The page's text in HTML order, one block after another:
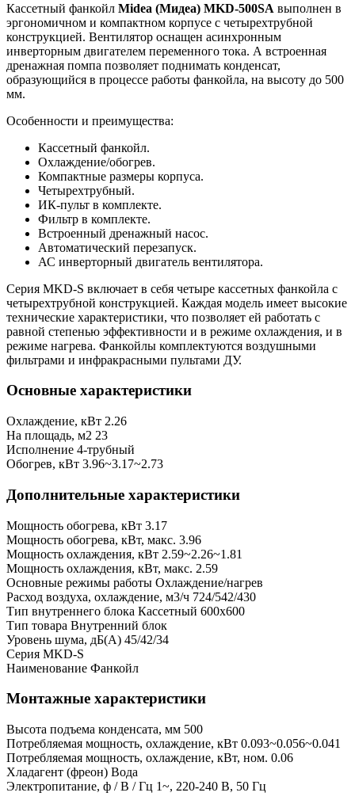
Кассетный фанкойл Midea (Мидеа) MKD-500SA выполнен в
эргономичном и компактном корпусе с четырехтрубной
конструкцией. Вентилятор оснащен асинхронным
инверторным двигателем переменного тока. А встроенная
дренажная помпа позволяет поднимать конденсат,
образующийся в процессе работы фанкойла, на высоту до 500
мм.
Особенности и преимущества:
Кассетный фанкойл.
Охлаждение/обогрев.
Компактные размеры корпуса.
Четырехтрубный.
ИК-пульт в комплекте.
Фильтр в комплекте.
Встроенный дренажный насос.
Автоматический перезапуск.
АС инверторный двигатель вентилятора.
Серия MKD-S включает в себя четыре кассетных фанкойла с
четырехтрубной конструкцией. Каждая модель имеет высокие
технические характеристики, что позволяет ей работать с
равной степенью эффективности и в режиме охлаждения, и в
режиме нагрева. Фанкойлы комплектуются воздушными
фильтрами и инфракрасными пультами ДУ.
Основные характеристики
Охлаждение, кВт 2.26
На площадь, м2 23
Исполнение 4-трубный
Обогрев, кВт 3.96~3.17~2.73
Дополнительные характеристики
Мощность обогрева, кВт 3.17
Мощность обогрева, кВт, макс. 3.96
Мощность охлаждения, кВт 2.59~2.26~1.81
Мощность охлаждения, кВт, макс. 2.59
Основные режимы работы Охлаждение/нагрев
Расход воздуха, охлаждение, м3/ч 724/542/430
Тип внутреннего блока Кассетный 600х600
Тип товара Внутренний блок
Уровень шума, дБ(А) 45/42/34
Серия MKD-S
Наименование Фанкойл
Монтажные характеристики
Высота подъема конденсата, мм 500
Потребляемая мощность, охлаждение, кВт 0.093~0.056~0.041
Потребляемая мощность, охлаждение, кВт, ном. 0.06
Хладагент (фреон) Вода
Электропитание, ф / В / Гц 1~, 220-240 В, 50 Гц